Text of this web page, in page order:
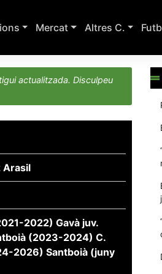
Mercat Altres C.
actualitzada. Disculpeu
Arasil
2022) Gavà juv.
(2023-2024) C.
2026) Santboià (juny